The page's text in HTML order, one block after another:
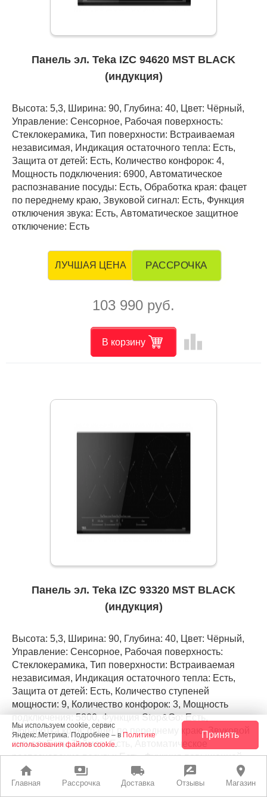
home
Главная
payments
Рассрочка
local_shipping
Доставка
rate_review
Отзывы
place
Магазин
Панель эл. Teka IZC 94620 MST BLACK
(индукция)
Высота: 5,3, Ширина: 90, Глубина: 40, Цвет: Чёрный,
Управление: Сенсорное, Рабочая поверхность:
Стеклокерамика, Тип поверхности: Встраиваемая
независимая, Индикация остаточного тепла: Есть,
Защита от детей: Есть, Количество конфорок: 4,
Мощность подключения: 6900, Автоматическое
распознавание посуды: Есть, Обработка края: фацет
по переднему краю, Звуковой сигнал: Есть, Функция
отключения звука: Есть, Автоматическое защитное
отключение: Есть
ЛУЧШАЯ ЦЕНА РАССРОЧКА
103 990 руб.
В корзину leaderboard
Панель эл. Teka IZC 93320 MST BLACK
(индукция)
Высота: 5,3, Ширина: 90, Глубина: 40, Цвет: Чёрный,
Управление: Сенсорное, Рабочая поверхность:
Стеклокерамика, Тип поверхности: Встраиваемая
независимая, Индикация остаточного тепла: Есть,
Защита от детей: Есть, Количество ступеней
мощности: 9, Количество конфорок: 3, Мощность
подключения: 5800, Функция Stop&Go: Есть,
Обработка края: фацет по переднему краю, Звуковой
сигнал: Есть, Таймер: Есть, Автоматическое
распознавание посуды: Есть, Функция повышенной
мощности: Есть, Автоматика закипания/ iQuick Boiling:
Есть, Функция отключения звука: Есть,
Мы используем cookie, сервис
Яндекс.Метрика. Подробнее – в Политике
использования файлов cookie.
Принять